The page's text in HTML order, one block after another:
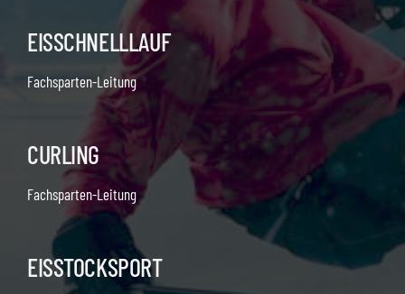
EISSCHNELLLAUF
Fachsparten-Leitung
CURLING
Fachsparten-Leitung
EISSTOCKSPORT